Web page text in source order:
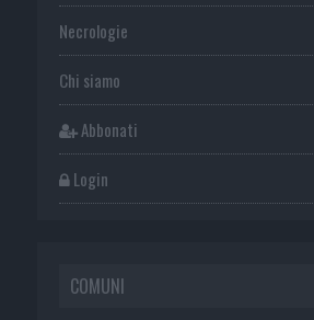
Necrologie
Chi siamo
Abbonati
Login
COMUNI